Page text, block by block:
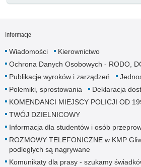
Informacje
Wiadomości
Kierownictwo
Ochrona Danych Osobowych - RODO,
Publikacje wyroków i zarządzeń
Polemiki, sprostowania
Deklaracja
KOMENDANCI MIEJSCY POLICJI OD
TWÓJ DZIELNICOWY
Informacja dla studentów i osób
ROZMOWY TELEFONICZNE w KMP
podległych są nagrywane
Komunikaty dla prasy - szukamy